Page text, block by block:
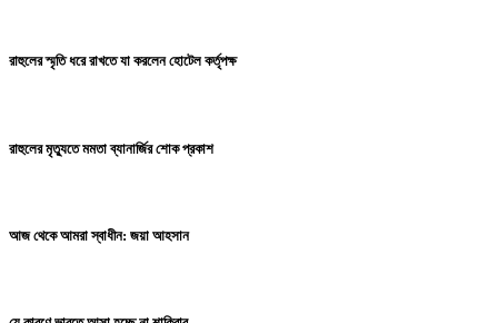
রাহুলের স্মৃতি ধরে রাখতে যা করলেন হোটেল কর্তৃপক্ষ
রাহুলের মৃত্যুতে মমতা ব্যানার্জির শোক প্রকাশ
আজ থেকে আমরা স্বাধীন: জয়া আহসান